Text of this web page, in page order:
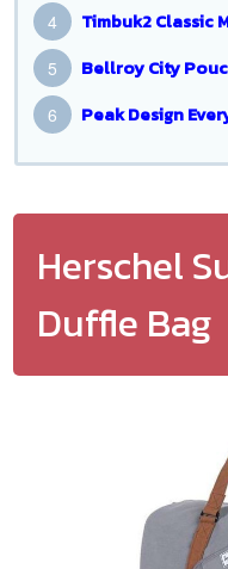
Timbuk2 Classic
Bellroy City
Peak Design
Herschel
Duffle Bag